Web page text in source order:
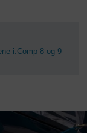
i.Comp 8 og 9